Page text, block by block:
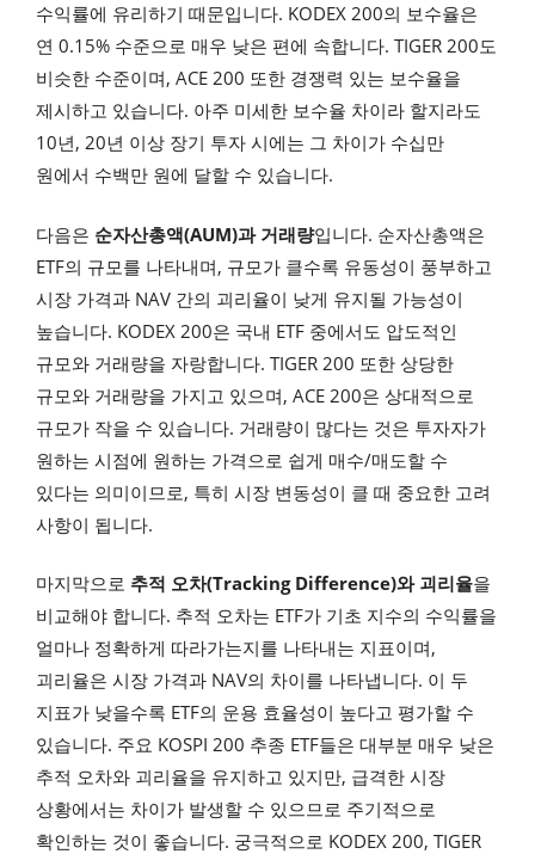
수익률에 유리하기 때문입니다. KODEX 200의 보수율은
연 0.15% 수준으로 매우 낮은 편에 속합니다. TIGER 200도
비슷한 수준이며, ACE 200 또한 경쟁력 있는 보수율을
제시하고 있습니다. 아주 미세한 보수율 차이라 할지라도
10년, 20년 이상 장기 투자 시에는 그 차이가 수십만
원에서 수백만 원에 달할 수 있습니다.
다음은 순자산총액(AUM)과 거래량입니다. 순자산총액은
ETF의 규모를 나타내며, 규모가 클수록 유동성이 풍부하고
시장 가격과 NAV 간의 괴리율이 낮게 유지될 가능성이
높습니다. KODEX 200은 국내 ETF 중에서도 압도적인
규모와 거래량을 자랑합니다. TIGER 200 또한 상당한
규모와 거래량을 가지고 있으며, ACE 200은 상대적으로
규모가 작을 수 있습니다. 거래량이 많다는 것은 투자자가
원하는 시점에 원하는 가격으로 쉽게 매수/매도할 수
있다는 의미이므로, 특히 시장 변동성이 클 때 중요한 고려
사항이 됩니다.
마지막으로 추적 오차(Tracking Difference)와 괴리율을
비교해야 합니다. 추적 오차는 ETF가 기초 지수의 수익률을
얼마나 정확하게 따라가는지를 나타내는 지표이며,
괴리율은 시장 가격과 NAV의 차이를 나타냅니다. 이 두
지표가 낮을수록 ETF의 운용 효율성이 높다고 평가할 수
있습니다. 주요 KOSPI 200 추종 ETF들은 대부분 매우 낮은
추적 오차와 괴리율을 유지하고 있지만, 급격한 시장
상황에서는 차이가 발생할 수 있으므로 주기적으로
확인하는 것이 좋습니다. 궁극적으로 KODEX 200, TIGER